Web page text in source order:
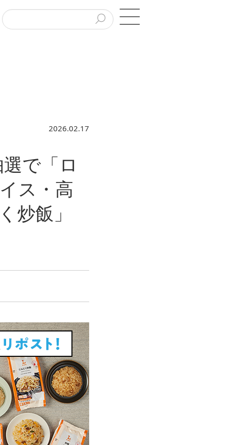
2026.02.17
で「ロ
ス・高
炒飯」